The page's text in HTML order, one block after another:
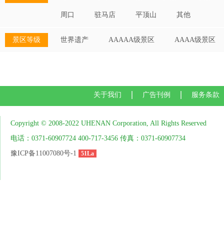
周口 驻马店 平顶山 其他
景区等级 世界遗产 AAAAA级景区 AAAA级景区
关于我们 广告刊例 服务条款
Copyright © 2008-2022 UHENAN Corporation, All Rights Reserved
电话：0371-60907724 400-717-3456 传真：0371-60907734
豫ICP备11007080号-1
51La